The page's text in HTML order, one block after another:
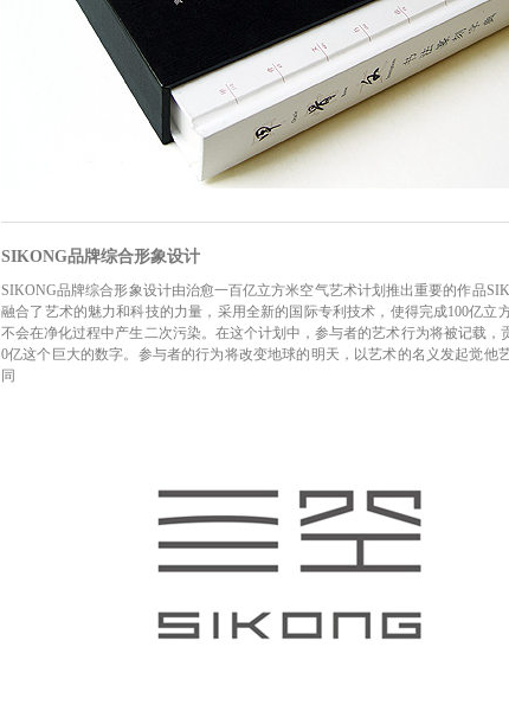
SIKONG品牌综合形象设计
SIKONG品牌综合形象设计由治愈一百亿立方米空气艺术计划推出重要的作品
融合了艺术的魅力和科技的力量，采用全新的国际专利技术，使得完成100亿立
不会在净化过程中产生二次污染。在这个计划中，参与者的艺术行为将被记载
0亿这个巨大的数字。参与者的行为将改变地球的明天，以艺术的名义发起觉他
同